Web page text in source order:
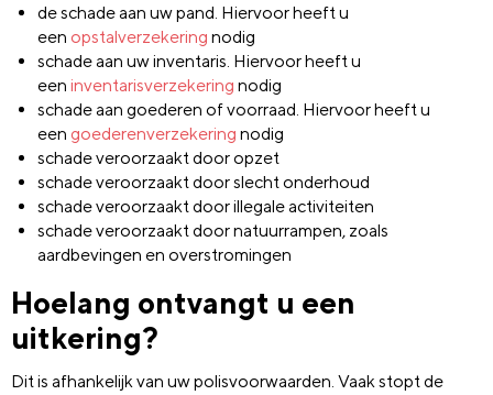
de schade aan uw pand. Hiervoor heeft u
een opstalverzekering nodig
schade aan uw inventaris. Hiervoor heeft u
een inventarisverzekering nodig
schade aan goederen of voorraad. Hiervoor heeft u
een goederenverzekering nodig
schade veroorzaakt door opzet
schade veroorzaakt door slecht onderhoud
schade veroorzaakt door illegale activiteiten
schade veroorzaakt door natuurrampen, zoals
aardbevingen en overstromingen
Hoelang ontvangt u een
uitkering?
Dit is afhankelijk van uw polisvoorwaarden. Vaak stopt de